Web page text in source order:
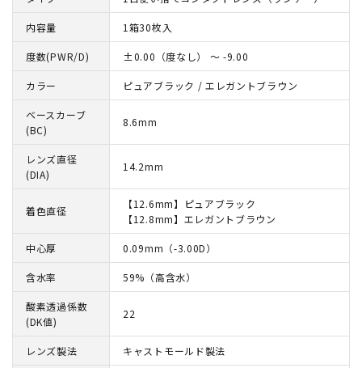
内容量 1箱30枚入
度数(PWR/D) ±0.00（度なし） ～ -9.00
カラー ピュアブラック / エレガントブラウン
ベースカーブ
(BC)
8.6mm
レンズ直径
(DIA)
14.2mm
着色直径
【12.6mm】ピュアブラック
【12.8mm】エレガントブラウン
中心厚 0.09mm（-3.00D）
含水率 59%（高含水）
酸素透過係数
(DK値)
22
レンズ製法 キャストモールド製法